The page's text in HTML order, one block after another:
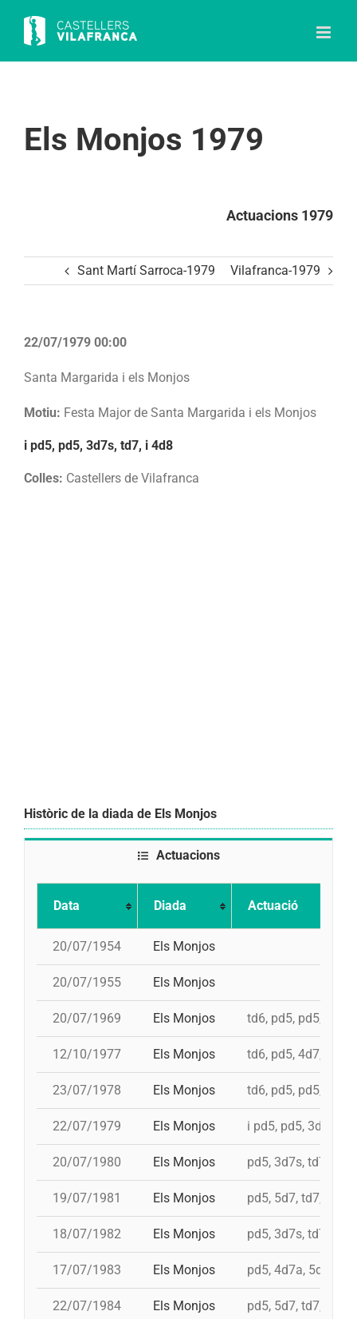
content
Els Monjos 1979
Actuacions 1979
Sant Martí Sarroca-1979 Vilafranca-1979
22/07/1979 00:00
Santa Margarida i els Monjos
Motiu: Festa Major de Santa Margarida i els Monjos
i pd5, pd5, 3d7s, td7, i 4d8
Colles: Castellers de Vilafranca
Històric de la diada de Els Monjos
Actuacions
Data Diada Actuació
20/07/1954 Els Monjos
20/07/1955 Els Monjos
20/07/1969 Els Monjos td6, pd5, pd5, 4d7
12/10/1977 Els Monjos td6, pd5, 4d7, 3d7,
23/07/1978 Els Monjos td6, pd5, pd5, pd5,
22/07/1979 Els Monjos i pd5, pd5, 3d7s,
20/07/1980 Els Monjos pd5, 3d7s, td7,
19/07/1981 Els Monjos pd5, 5d7, td7, 4d8c
18/07/1982 Els Monjos pd5, 3d7s, td7c,
17/07/1983 Els Monjos pd5, 4d7a, 5d7, i
22/07/1984 Els Monjos pd5, 5d7, td7, 4d8